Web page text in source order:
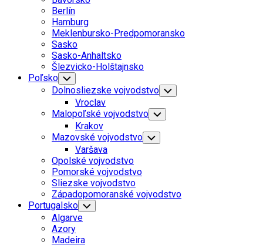
Berlín
Hamburg
Meklenbursko-Predpomoransko
Sasko
Sasko-Anhaltsko
Šlezvicko-Holštajnsko
Poľsko Toggle
Child
Menu
Dolnosliezske vojvodstvo Toggle
Child
Menu
Vroclav
Malopoľské vojvodstvo Toggle
Child
Menu
Krakov
Mazovské vojvodstvo Toggle
Child
Varšava
Opolské vojvodstvo
Pomorské vojvodstvo
Sliezske vojvodstvo
Západopomoranské vojvodstvo
Portugalsko Toggle
Child
Menu
Algarve
Azory
Madeira